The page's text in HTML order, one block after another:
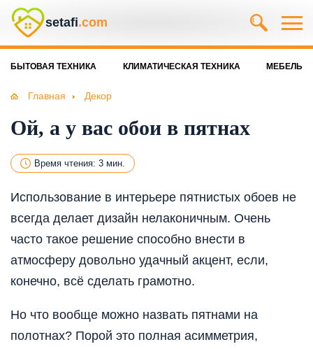
setafi.com
БЫТОВАЯ ТЕХНИКА КЛИМАТИЧЕСКАЯ ТЕХНИКА МЕБЕЛЬ
Главная Декор
Ой, а у вас обои в пятнах
Время чтения: 3 мин.
Использование в интерьере пятнистых обоев не
всегда делает дизайн нелаконичным. Очень
часто такое решение способно внести в
атмосферу довольно удачный акцент, если,
конечно, всё сделать грамотно.
Но что вообще можно назвать пятнами на
полотнах? Порой это полная асимметрия,